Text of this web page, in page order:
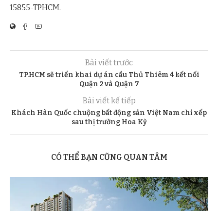
15855-TPHCM.
Bài viết trước
TP.HCM sẽ triển khai dự án cầu Thủ Thiêm 4 kết nối
Quận 2 và Quận 7
Bài viết kế tiếp
Khách Hàn Quốc chuộng bất động sản Việt Nam chỉ xếp
sau thị trường Hoa Kỳ
CÓ THỂ BẠN CŨNG QUAN TÂM